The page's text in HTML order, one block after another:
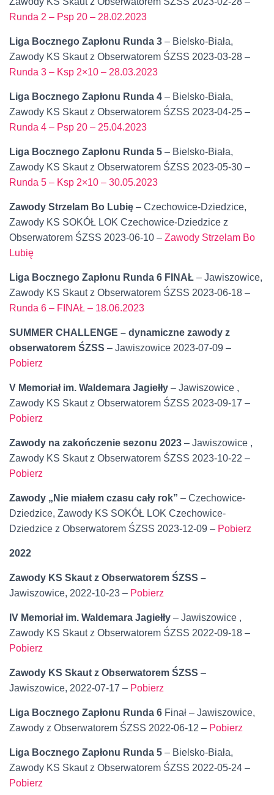
Runda 2 – Psp 20 – 28.02.2023
Liga Bocznego Zapłonu Runda 3 – Bielsko-Biała,
Zawody KS Skaut z Obserwatorem ŚZSS 2023-03-28 –
Runda 3 – Ksp 2×10 – 28.03.2023
Liga Bocznego Zapłonu Runda 4 – Bielsko-Biała,
Zawody KS Skaut z Obserwatorem ŚZSS 2023-04-25 –
Runda 4 – Psp 20 – 25.04.2023
Liga Bocznego Zapłonu Runda 5 – Bielsko-Biała,
Zawody KS Skaut z Obserwatorem ŚZSS 2023-05-30 –
Runda 5 – Ksp 2×10 – 30.05.2023
Zawody Strzelam Bo Lubię – Czechowice-Dziedzice,
Zawody KS SOKÓŁ LOK Czechowice-Dziedzice z
Obserwatorem ŚZSS 2023-06-10 – Zawody Strzelam Bo
Lubię
Liga Bocznego Zapłonu Runda 6 FINAŁ – Jawiszowice,
Zawody KS Skaut z Obserwatorem ŚZSS 2023-06-18 –
Runda 6 – FINAŁ – 18.06.2023
SUMMER CHALLENGE – dynamiczne zawody z
obserwatorem ŚZSS – Jawiszowice 2023-07-09 –
Pobierz
V Memoriał im. Waldemara Jagiełły – Jawiszowice ,
Zawody KS Skaut z Obserwatorem ŚZSS 2023-09-17 –
Pobierz
Zawody na zakończenie sezonu 2023 – Jawiszowice ,
Zawody KS Skaut z Obserwatorem ŚZSS 2023-10-22 –
Pobierz
Zawody „Nie miałem czasu cały rok” – Czechowice-
Dziedzice, Zawody KS SOKÓŁ LOK Czechowice-
Dziedzice z Obserwatorem ŚZSS 2023-12-09 – Pobierz
2022
Zawody KS Skaut z Obserwatorem ŚZSS –
Jawiszowice, 2022-10-23 – Pobierz
IV Memoriał im. Waldemara Jagiełły – Jawiszowice ,
Zawody KS Skaut z Obserwatorem ŚZSS 2022-09-18 –
Pobierz
Zawody KS Skaut z Obserwatorem ŚZSS –
Jawiszowice, 2022-07-17 – Pobierz
Liga Bocznego Zapłonu Runda 6 Finał – Jawiszowice,
Zawody z Obserwatorem ŚZSS 2022-06-12 – Pobierz
Liga Bocznego Zapłonu Runda 5 – Bielsko-Biała,
Zawody KS Skaut z Obserwatorem ŚZSS 2022-05-24 –
Pobierz